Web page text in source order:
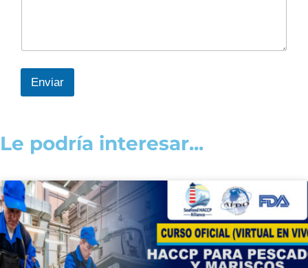
Enviar
Le podría interesar...